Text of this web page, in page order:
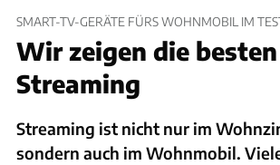
SMART-TV-GERÄTE FÜRS WOHNMOBIL IM
Wir zeigen die
Streaming
Streaming ist nicht nur im
sondern auch im Wohnmobil.